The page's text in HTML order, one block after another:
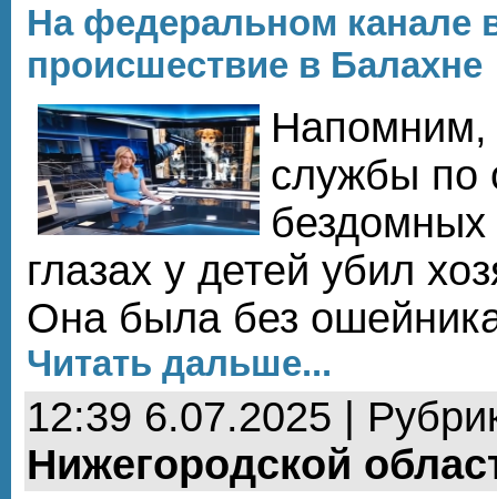
На федеральном канале
происшествие в Балахне
Напомним,
службы по
глазах у детей убил
Она была без
Читать дальше...
12:39 6.07.2025 |
Нижегородской